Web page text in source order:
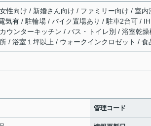
性向け / 新婚さん向け / ファミリー向け / 室
気有 / 駐輪場 / バイク置場あり / 駐車2台可 /
ウンターキッチン / バス・トイレ別 / 浴室乾
/ 浴室１坪以上 / ウォークインクロゼット / 食
管理コード